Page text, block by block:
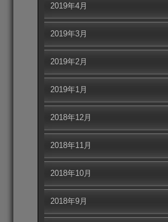
2019年4月
2019年3月
2019年2月
2019年1月
2018年12月
2018年11月
2018年10月
2018年9月